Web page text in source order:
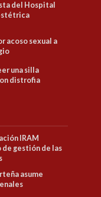
del Hospital
acoso sexual a
una silla
distrofia
IRAM
de gestión de las
asume